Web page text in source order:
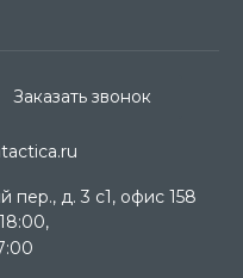
пер., д. 3 c1, офис 158
Заказать звонок